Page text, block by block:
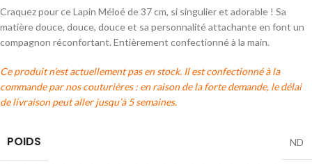
Craquez pour ce Lapin Méloé de 37 cm, si singulier et adorable ! Sa
matière douce, douce, douce et sa personnalité attachante en font un
compagnon réconfortant. Entièrement confectionné à la main.
Ce produit n’est actuellement pas en stock. Il est confectionné à la
commande par nos couturières : en raison de la forte demande, le délai
de livraison peut aller jusqu’à 5 semaines.
POIDS ND